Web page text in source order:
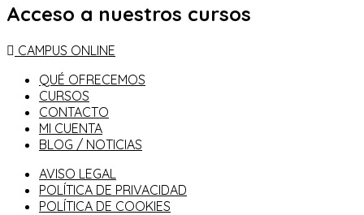
Acceso a nuestros cursos
CAMPUS ONLINE
QUÉ OFRECEMOS
CURSOS
CONTACTO
MI CUENTA
BLOG / NOTICIAS
AVISO LEGAL
POLÍTICA DE PRIVACIDAD
POLÍTICA DE COOKIES